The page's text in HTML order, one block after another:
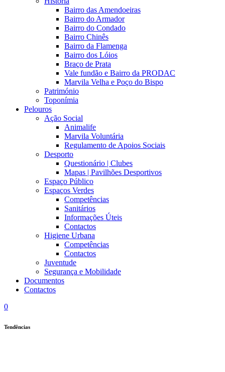
Bairro das Amendoeiras
Bairro do Armador
Bairro do Condado
Bairro Chinês
Bairro da Flamenga
Bairro dos Lóios
Braço de Prata
Vale fundão e Bairro da PRODAC
Marvila Velha e Poço do Bispo
Património
Toponímia
Pelouros
Ação Social
Animalife
Marvila Voluntária
Regulamento de Apoios Sociais
Desporto
Questionário | Clubes
Mapas | Pavilhões Desportivos
Espaço Público
Espaços Verdes
Competências
Sanitários
Informações Úteis
Contactos
Higiene Urbana
Competências
Contactos
Juventude
Segurança e Mobilidade
Documentos
Contactos
0
Tendências